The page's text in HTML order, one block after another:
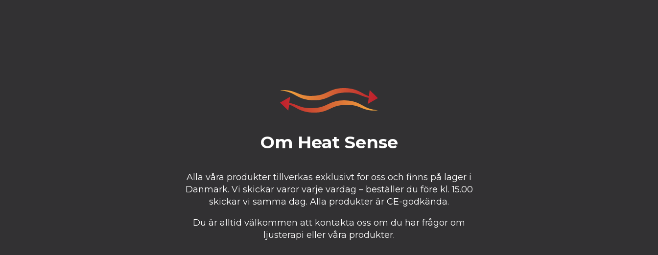
Om Heat Sense
Alla våra produkter tillverkas exklusivt för oss och finns på lager i
Danmark. Vi skickar varor varje vardag – beställer du före kl. 15.00
skickar vi samma dag. Alla produkter är CE-godkända.
Du är alltid välkommen att kontakta oss om du har frågor om
ljusterapi eller våra produkter.